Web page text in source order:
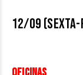
12/09